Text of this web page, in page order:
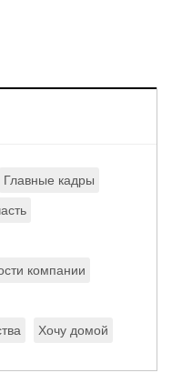
Главные кадры
компании
Хочу домой